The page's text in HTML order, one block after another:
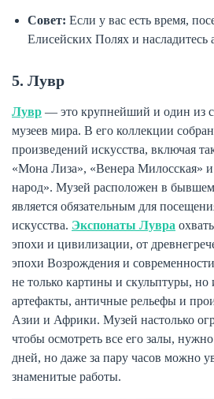
Совет: Если у вас есть время,
Елисейских Полях и
5. Лувр
Лувр — это крупнейший и один из
музеев мира. В его коллекции
произведений искусства, включая
«Мона Лиза», «Венера Милосская»
народ». Музей расположен в
является обязательным для
искусства. Экспонаты Лувра
эпохи и цивилизации, от
эпохи Возрождения и
не только картины и скульптуры, но
артефакты, античные рельефы и
Азии и Африки. Музей настолько
чтобы осмотреть все его залы,
дней, но даже за пару часов можно
знаменитые работы.